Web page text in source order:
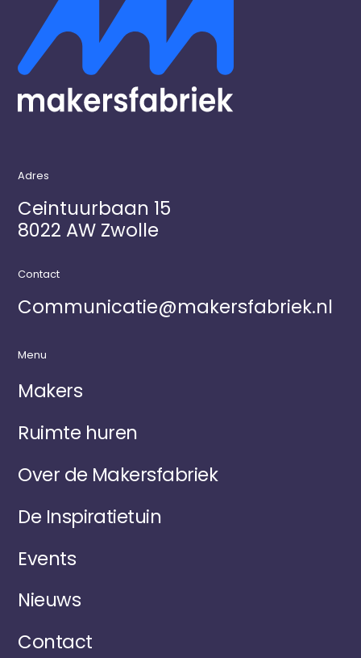
Adres
Ceintuurbaan 15
8022 AW Zwolle
Contact
Communicatie@makersfabriek.nl
Menu
Makers
Ruimte huren
Over de Makersfabriek
De Inspiratietuin
Events
Nieuws
Contact